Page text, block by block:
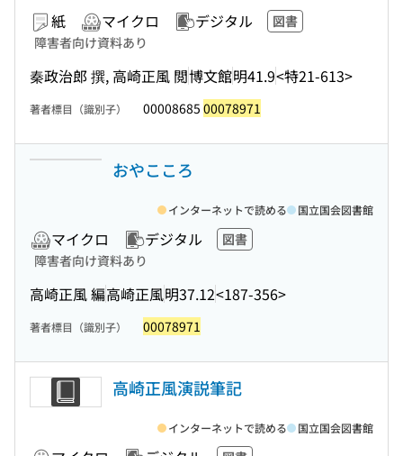
紙 マイクロ デジタル
図書
障害者向け資料あり
秦政治郎 撰, 高崎正風 閲博文館明41.9<特21-613>
著者標目（識別子） 00008685 00078971
おやこころ
マイクロ デジタル
図書
障害者向け資料あり
高崎正風 編高崎正風明37.12<187-356>
インターネットで読める 国立国会図書館
著者標目（識別子） 00078971
高崎正風演説筆記
インターネットで読める 国立国会図書館